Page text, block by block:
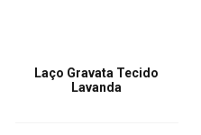
Laço Gravata Tecido
Lavanda